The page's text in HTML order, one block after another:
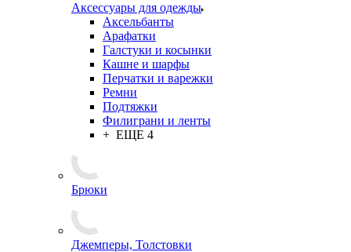
Аксессуары для одежды
Аксельбанты
Арафатки
Галстуки и косынки
Кашне и шарфы
Перчатки и варежки
Ремни
Подтяжки
Филиграни и ленты
+ ЕЩЕ 4
Брюки
Джемперы, Толстовки